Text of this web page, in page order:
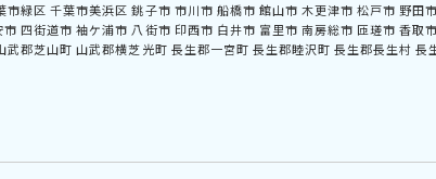
市緑区 千葉市美浜区 銚子市 市川市 船橋市 館山市 木更津市 松戸市 野田市
市 四街道市 袖ケ浦市 八街市 印西市 白井市 富里市 南房総市 匝瑳市 香取市
武郡芝山町 山武郡横芝光町 長生郡一宮町 長生郡睦沢町 長生郡長生村 長